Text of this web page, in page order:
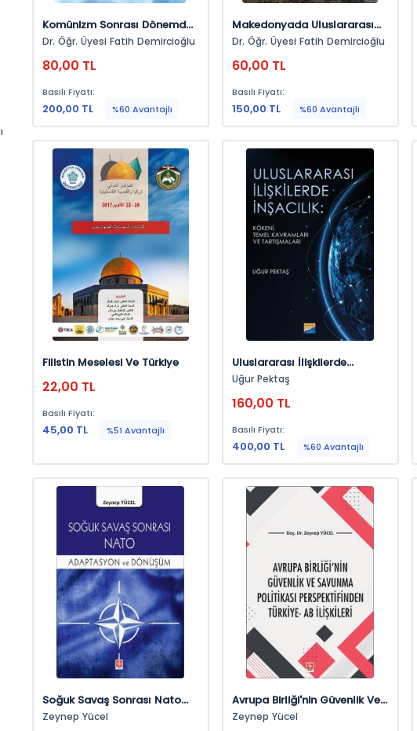
Komünizm Sonrası Dönemde
Orta Asyada İslamcılık
Dr. Öğr. Üyesi Fatih Demircioğlu
80,00 TL
Basılı Fiyatı:
200,00 TL %60 Avantajlı
Makedonyada Uluslararası
Barış Ve Güvenlik: Tarihsel
Dr. Öğr. Üyesi Fatih Demircioğlu
60,00 TL
Basılı Fiyatı:
150,00 TL %60 Avantajlı
Filistin Meselesi Ve Türkiye
22,00 TL
Basılı Fiyatı:
45,00 TL %51 Avantajlı
Uluslararası İlişkilerde
İnşacılık: Kökeni, Temel
Uğur Pektaş
160,00 TL
Basılı Fiyatı:
400,00 TL %60 Avantajlı
Soğuk Savaş Sonrası Nato
Adaptasyon Ve Dönüşüm
Zeynep Yücel
Avrupa Birliği'nin Güvenlik Ve
Savunma Politikası
Zeynep Yücel